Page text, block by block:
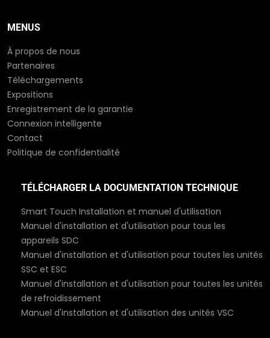
MENUS
À propos de nous
Partenaires
Téléchargements
Expositions
Enregistrement de la garantie
Connexion intelligente
Contact
Politique de confidentialité
TÉLÉCHARGER LA DOCUMENTATION TECHNIQUE
Smart Touch Installation et manuel d'utilisation
Manuel d'installation et d'utilisation pour tous les
appareils SDC
Manuel d'installation et d'utilisation pour toutes les unités
SSC et ESC
Manuel d'installation et d'utilisation pour toutes les unités
de refroidissement
Manuel d'installation et d'utilisation des unités VSC